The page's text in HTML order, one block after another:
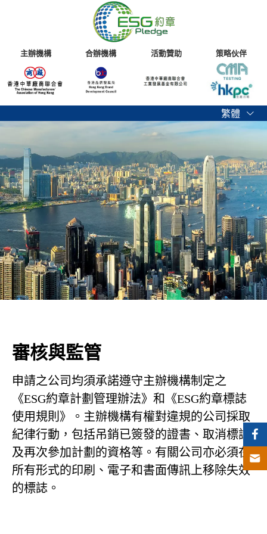
主辦機構 合辦機構 活動贊助 策略伙伴
繁體
審核與監管
申請之公司均須承諾遵守主辦機構制定之
《ESG約章計劃管理辦法》和《ESG約章標誌
使用規則》。主辦機構有權對違規的公司採取
紀律行動，包括吊銷已簽發的證書、取消標誌
及再次參加計劃的資格等。有關公司亦必須在
所有形式的印刷、電子和書面傳訊上移除失效
的標誌。